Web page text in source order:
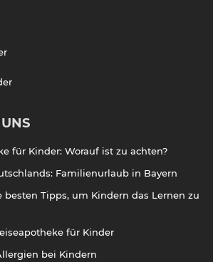
für Kinder: Worauf ist zu achten?
Familienurlaub in Bayern
besten Tipps, um Kindern das Lernen zu
für Kinder
bei Kindern